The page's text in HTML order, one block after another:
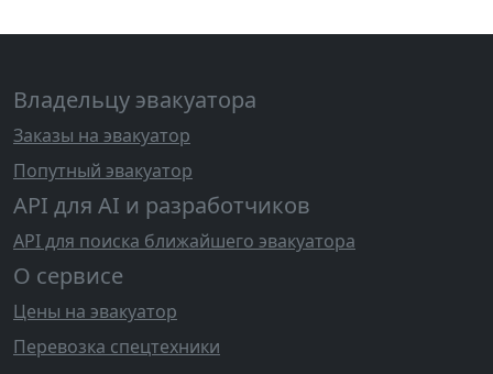
Владельцу эвакуатора
Заказы на эвакуатор
Попутный эвакуатор
API для AI и разработчиков
API для поиска ближайшего эвакуатора
О сервисе
Цены на эвакуатор
Перевозка спецтехники